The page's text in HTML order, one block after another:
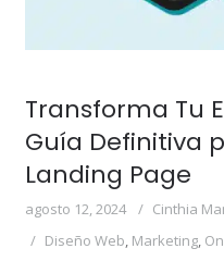
Transforma Tu
Guía Definitiva
Landing Page
agosto 12, 2024
Cinthia
Diseño Web, Marketing,